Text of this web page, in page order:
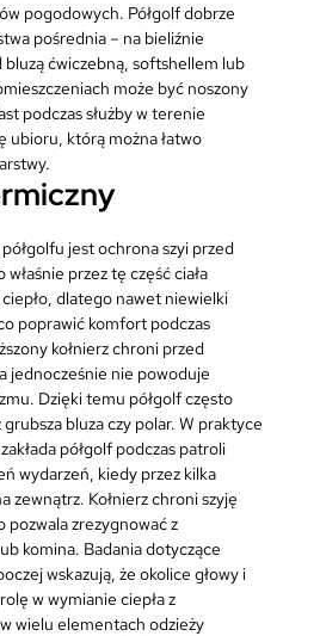
pogodowych. Półgolf dobrze
pośrednia – na bieliźnie
ćwiczebną, softshellem lub
może być noszony
podczas służby w terenie
ubioru, którą można łatwo
jest ochrona szyi przed
przez tę część ciała
dlatego nawet niewielki
poprawić komfort podczas
kołnierz chroni przed
jednocześnie nie powoduje
Dzięki temu półgolf często
bluza czy polar. W praktyce
półgolf podczas patroli
wydarzeń, kiedy przez kilka
zewnątrz. Kołnierz chroni szyję
pozwala zrezygnować z
komina. Badania dotyczące
wskazują, że okolice głowy i
w wymianie ciepła z
wielu elementach odzieży